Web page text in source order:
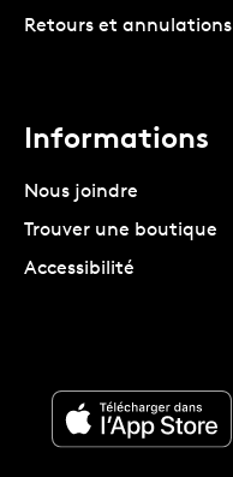
Retours et annulations
Informations
Nous joindre
Trouver une boutique
Accessibilité